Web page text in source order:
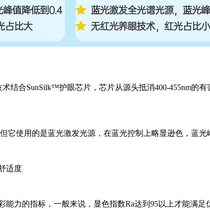
结合SunSilk™护眼芯片，芯片从源头抵消400-455nm的
它使用的是蓝光激发光源，在蓝光控制上略显逊色，蓝
适度
能力的指标，一般来说，显色指数Ra达到95以上才能满足